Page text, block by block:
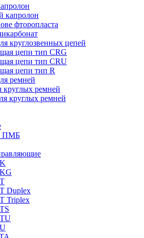
капролон
фторопласта
круглозвенных цепей
цепи тип CRG
цепи тип CRU
цепи тип R
ремней
круглых ремней
круглых ремней
ПМБ
Duplex
Triplex